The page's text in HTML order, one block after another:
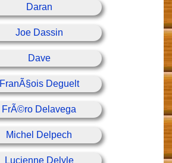
Daran
Joe Dassin
Dave
FranÃ§ois Deguelt
FrÃ©ro Delavega
Michel Delpech
Lucienne Delyle